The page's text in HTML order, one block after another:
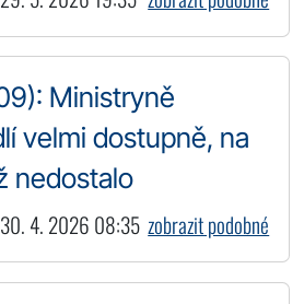
Ministryně
velmi dostupně, na
nedostalo
4. 2026 08:35 zobrazit podobné